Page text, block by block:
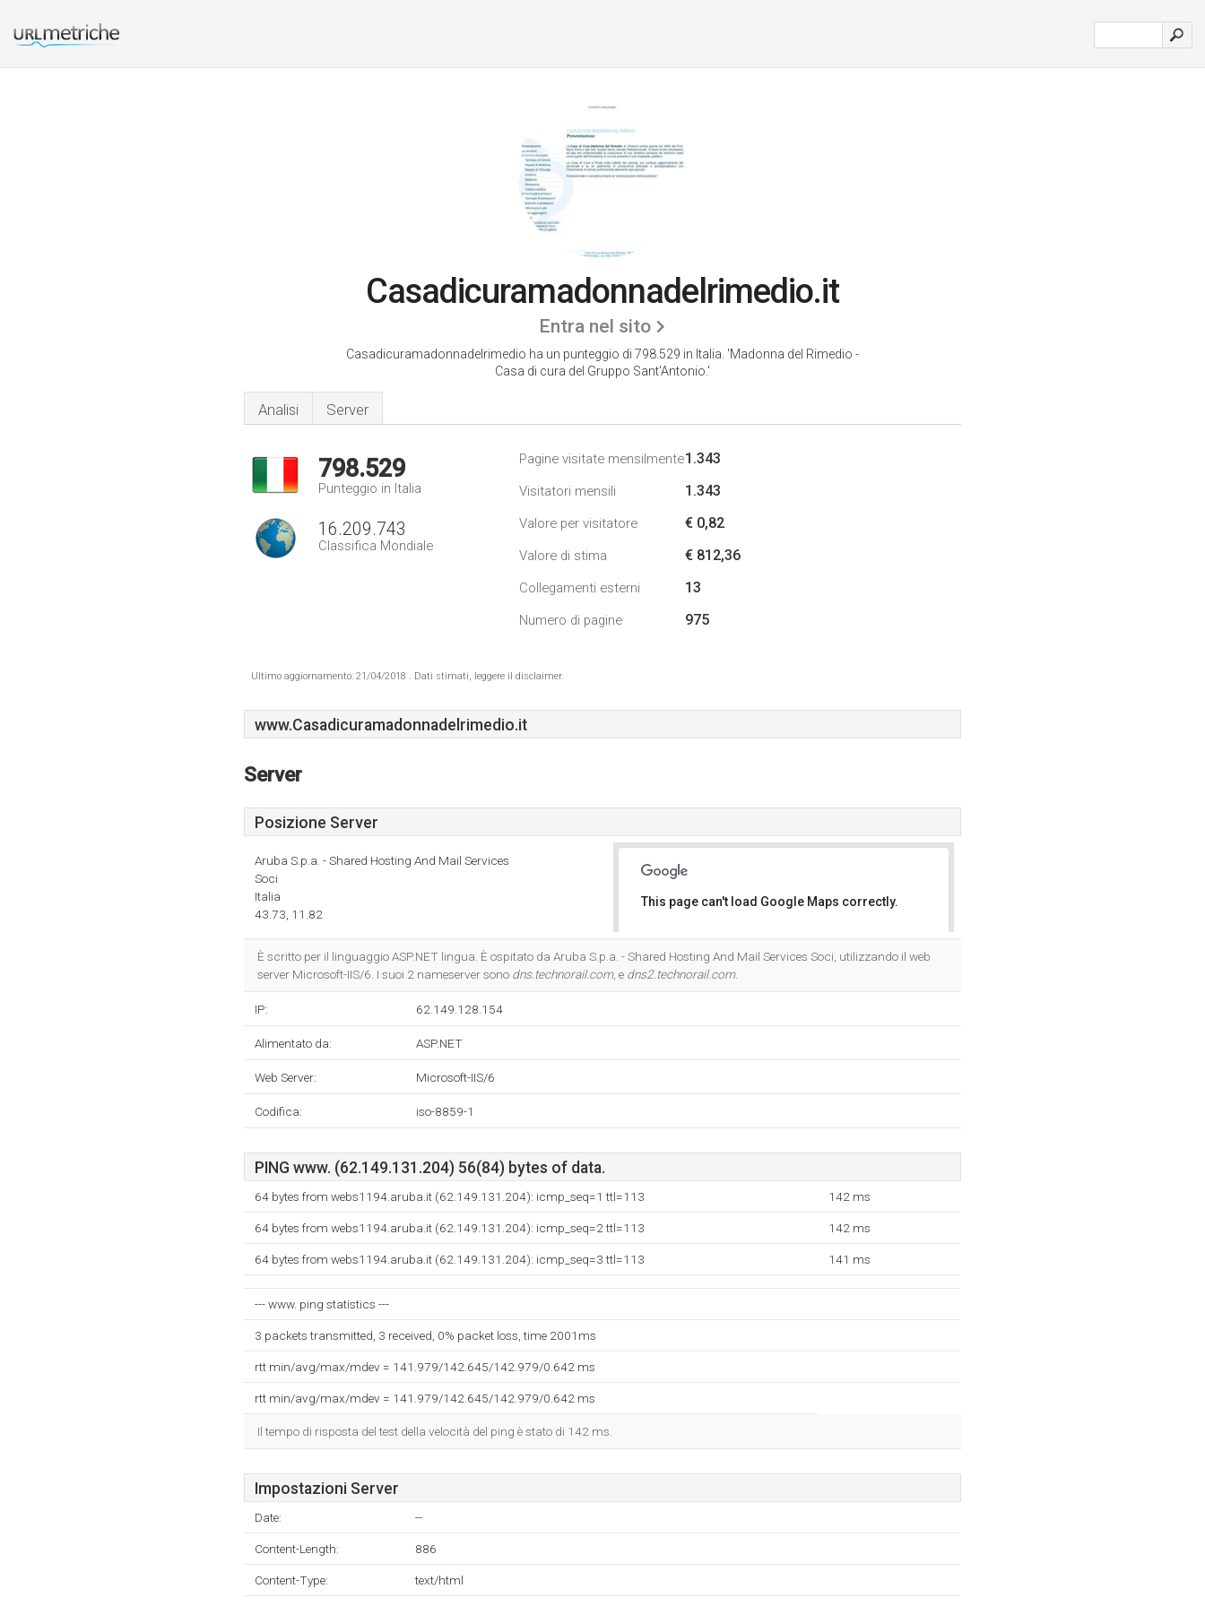
Casadicuramadonnadelrimedio.it
Entra nel sito
Casadicuramadonnadelrimedio ha un punteggio di 798.529 in Italia. 'Madonna del Rimedio -
Casa di cura del Gruppo Sant'Antonio.'
Analisi Server
798.529
Punteggio in Italia
16.209.743
Classifica Mondiale
Pagine visitate mensilmente1.343
Visitatori mensili 1.343
Valore per visitatore € 0,82
Valore di stima € 812,36
Collegamenti esterni 13
Numero di pagine 975
Ultimo aggiornamento: 21/04/2018 . Dati stimati, leggere il disclaimer.
www.Casadicuramadonnadelrimedio.it
Server
Posizione Server
Aruba S.p.a. - Shared Hosting And Mail Services
Soci
Italia
43.73, 11.82
This page can't load Google Maps correctly.
È scritto per il linguaggio ASP.NET lingua. È ospitato da Aruba S.p.a. - Shared Hosting And Mail Services Soci, utilizzando il web
server Microsoft-IIS/6. I suoi 2 nameserver sono dns.technorail.com, e dns2.technorail.com.
IP: 62.149.128.154
Alimentato da: ASP.NET
Web Server: Microsoft-IIS/6
Codifica: iso-8859-1
PING www. (62.149.131.204) 56(84) bytes of data.
64 bytes from webs1194.aruba.it (62.149.131.204): icmp_seq=1 ttl=113 142 ms
64 bytes from webs1194.aruba.it (62.149.131.204): icmp_seq=2 ttl=113 142 ms
64 bytes from webs1194.aruba.it (62.149.131.204): icmp_seq=3 ttl=113 141 ms
--- www. ping statistics ---
3 packets transmitted, 3 received, 0% packet loss, time 2001ms
rtt min/avg/max/mdev = 141.979/142.645/142.979/0.642 ms
rtt min/avg/max/mdev = 141.979/142.645/142.979/0.642 ms
Il tempo di risposta del test della velocità del ping è stato di 142 ms.
Impostazioni Server
Date: --
Content-Length: 886
Content-Type: text/html